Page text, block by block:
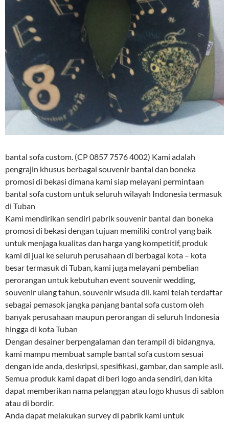
bantal sofa custom. (CP 0857 7576 4002) Kami adalah
pengrajin khusus berbagai souvenir bantal dan boneka
promosi di bekasi dimana kami siap melayani permintaan
bantal sofa custom untuk seluruh wilayah Indonesia termasuk
di Tuban
Kami mendirikan sendiri pabrik souvenir bantal dan boneka
promosi di bekasi dengan tujuan memiliki control yang baik
untuk menjaga kualitas dan harga yang kompetitif, produk
kami di jual ke seluruh perusahaan di berbagai kota – kota
besar termasuk di Tuban, kami juga melayani pembelian
perorangan untuk kebutuhan event souvenir wedding,
souvenir ulang tahun, souvenir wisuda dll. kami telah terdaftar
sebagai pemasok jangka panjang bantal sofa custom oleh
banyak perusahaan maupun perorangan di seluruh Indonesia
hingga di kota Tuban
Dengan desainer berpengalaman dan terampil di bidangnya,
kami mampu membuat sample bantal sofa custom sesuai
dengan ide anda, deskripsi, spesifikasi, gambar, dan sample asli.
Semua produk kami dapat di beri logo anda sendiri, dan kita
dapat memberikan nama pelanggan atau logo khusus di sablon
atau di bordir.
Anda dapat melakukan survey di pabrik kami untuk